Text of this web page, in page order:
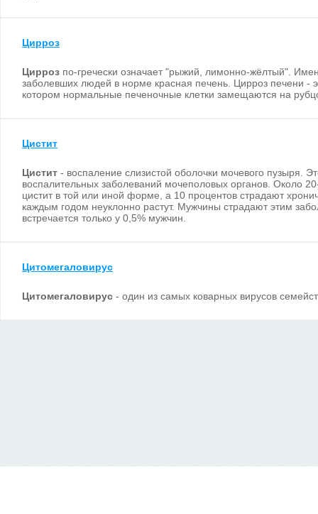
Цирроз
Цирроз по-гречески означает "рыжий, лимонно-жёлтый".
заболевших людей в норме красная печень. Цирроз печени -
котором нормальные печеночные клетки замещаются на
Цистит
Цистит - воспаление слизистой оболочки мочевого пузыря.
воспалительных заболеваний мочеполовых органов. Около
цистит в той или иной форме, а 10 процентов страдают
каждым годом неуклонно растут. Мужчины страдают этим
встречается только у 0,5% мужчин.
Цитомегаловирус
Цитомегаловирус - один из самых коварных вирусов